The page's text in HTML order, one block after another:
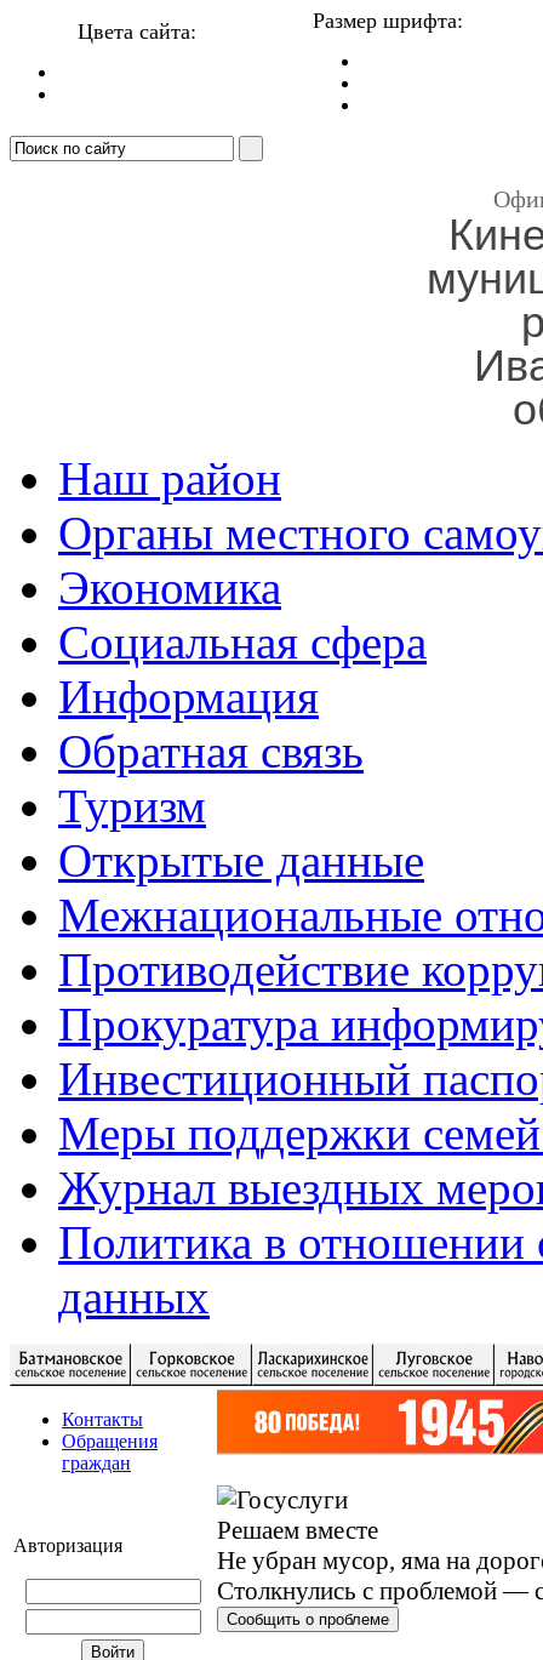
Цвета сайта: Размер шрифта:
Наш район
Органы местного
Экономика
Социальная сфера
Информация
Обратная связь
Туризм
Открытые данные
Межнациональные
Противодействие
Прокуратура
Инвестиционный
Меры поддержки
Журнал выездных
Политика в отношении
данных
Контакты
Обращения
граждан
Авторизация
Решаем вместе
Не убран мусор, яма на
Столкнулись с проблемой —
Сообщить о проблеме